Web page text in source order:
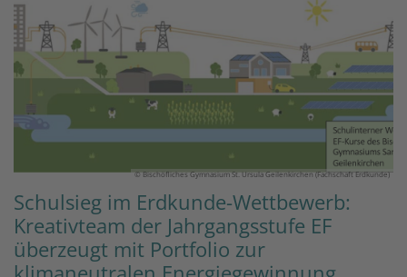
© Bischöfliches Gymnasium St. Ursula Geilenkirchen (Fachschaft Erdkunde)
Schulsieg im Erdkunde-Wettbewerb:
Kreativteam der Jahrgangsstufe EF
überzeugt mit Portfolio zur